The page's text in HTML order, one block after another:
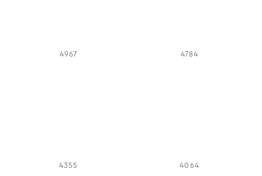
4967 4784
4355 4064